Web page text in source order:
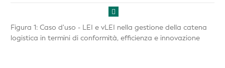
Figura 1: Caso d'uso - LEI e vLEI nella gestione della catena
logistica in termini di conformità, efficienza e innovazione